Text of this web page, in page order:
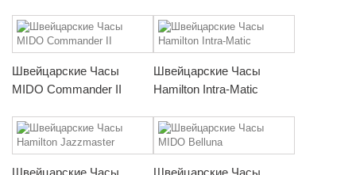
Швейцарские Часы
MIDO Commander II
Швейцарские Часы
Hamilton Intra-Matic
Швейцарские Часы
Швейцарские Часы